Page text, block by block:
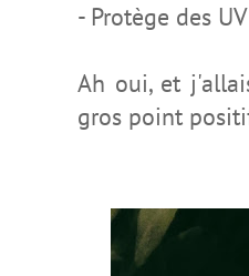
- Protège des
Ah oui, et
gros point